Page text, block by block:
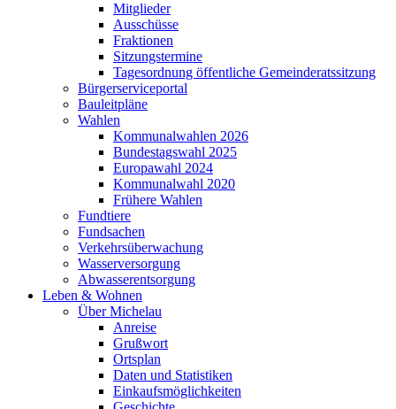
Mitglieder
Ausschüsse
Fraktionen
Sitzungstermine
Tagesordnung öffentliche Gemeinderatssitzung
Bürgerserviceportal
Bauleitpläne
Wahlen
Kommunalwahlen 2026
Bundestagswahl 2025
Europawahl 2024
Kommunalwahl 2020
Frühere Wahlen
Fundtiere
Fundsachen
Verkehrsüberwachung
Wasserversorgung
Abwasserentsorgung
Leben & Wohnen
Über Michelau
Anreise
Grußwort
Ortsplan
Daten und Statistiken
Einkaufsmöglichkeiten